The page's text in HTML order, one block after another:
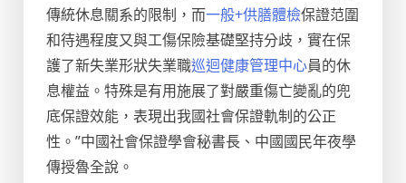
傳統休息關系的限制，而一般+供膳體檢保證范圍
和待遇程度又與工傷保險基礎堅持分歧，實在保
護了新失業形狀失業職巡迴健康管理中心員的休
息權益。特殊是有用施展了對嚴重傷亡變亂的兜
底保證效能，表現出我國社會保證軌制的公正
性。”中國社會保證學會秘書長、中國國民年夜學
傳授魯全說。